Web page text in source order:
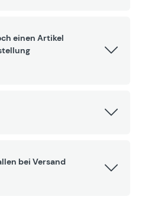
einen Artikel
bei Versand